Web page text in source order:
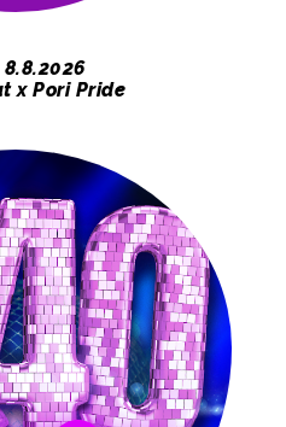
8.8.2026
x Pori Pride